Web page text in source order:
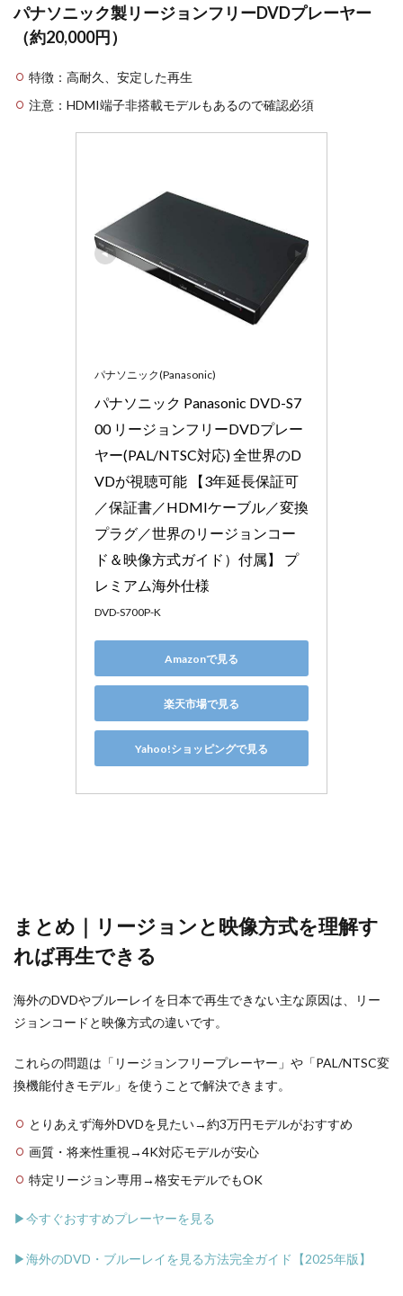
パナソニック製リージョンフリーDVDプレーヤー
（約20,000円）
特徴：高耐久、安定した再生
注意：HDMI端子非搭載モデルもあるので確認必須
パナソニック(Panasonic)
パナソニック Panasonic DVD-S7
00 リージョンフリーDVDプレー
ヤー(PAL/NTSC対応) 全世界のD
VDが視聴可能 【3年延長保証可
／保証書／HDMIケーブル／変換
プラグ／世界のリージョンコー
ド＆映像方式ガイド）付属】 プ
レミアム海外仕様
DVD-S700P-K
Amazonで見る
楽天市場で見る
Yahoo!ショッピングで見る
まとめ｜リージョンと映像方式を理解す
れば再生できる
海外のDVDやブルーレイを日本で再生できない主な原因は、リー
ジョンコードと映像方式の違いです。
これらの問題は「リージョンフリープレーヤー」や「PAL/NTSC変
換機能付きモデル」を使うことで解決できます。
とりあえず海外DVDを見たい→約3万円モデルがおすすめ
画質・将来性重視→4K対応モデルが安心
特定リージョン専用→格安モデルでもOK
▶今すぐおすすめプレーヤーを見る
▶海外のDVD・ブルーレイを見る方法完全ガイド【2025年版】